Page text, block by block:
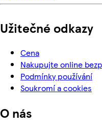
Užitečné odkazy
Cena
Nakupujte online
Podmínky používání
Soukromí a cookies
O nás